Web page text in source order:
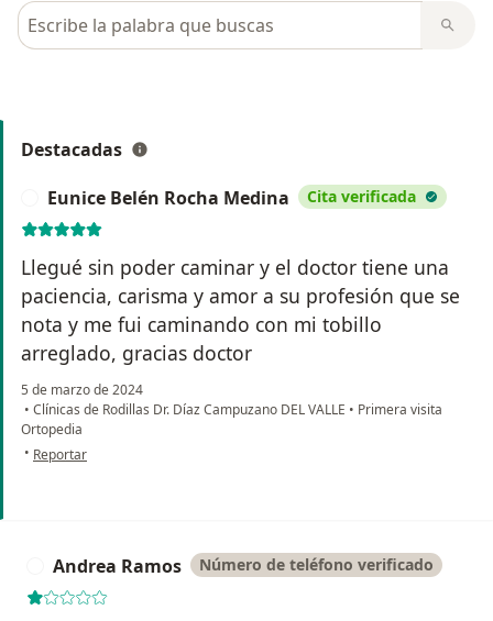
Busca en opiniones
Destacadas
Eunice Belén Rocha Medina Cita verificada
Llegué sin poder caminar y el doctor tiene una
paciencia, carisma y amor a su profesión que se
nota y me fui caminando con mi tobillo
arreglado, gracias doctor
5 de marzo de 2024
• Clínicas de Rodillas Dr. Díaz Campuzano DEL VALLE • Primera visita
Ortopedia
• en opinión del usuario Eunice Belén Rocha Medina
Reportar
Andrea Ramos Número de teléfono verificado